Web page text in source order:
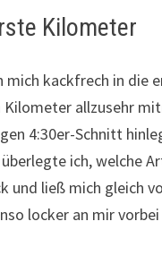
Kilometer
kackfrech in die
allzusehr
4:30er-Schnitt
ich, welche
und ließ mich gleich
locker an mir